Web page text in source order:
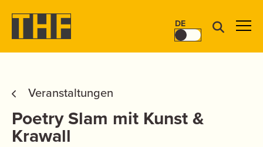
DE
Veranstaltungen
Poetry Slam mit Kunst &
Krawall